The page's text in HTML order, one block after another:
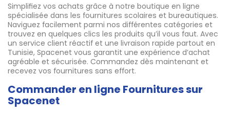
Simplifiez vos achats grâce à notre boutique en ligne
spécialisée dans les fournitures scolaires et bureautiques.
Naviguez facilement parmi nos différentes catégories et
trouvez en quelques clics les produits qu’il vous faut. Avec
un service client réactif et une livraison rapide partout en
Tunisie, Spacenet vous garantit une expérience d’achat
agréable et sécurisée. Commandez dès maintenant et
recevez vos fournitures sans effort.
Commander en ligne Fournitures sur
Spacenet